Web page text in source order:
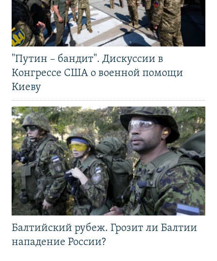
"Путин – бандит". Дискуссии в
Конгрессе США о военной помощи
Киеву
Балтийский рубеж. Грозит ли Балтии
нападение России?